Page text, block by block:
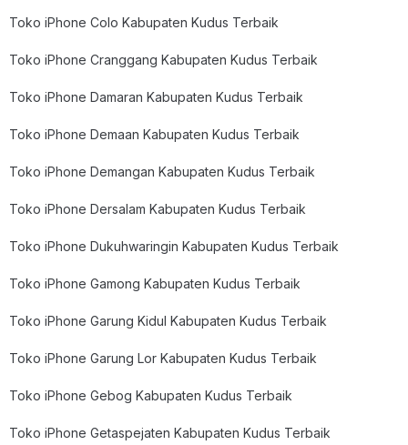
Toko iPhone Colo Kabupaten Kudus Terbaik
Toko iPhone Cranggang Kabupaten Kudus Terbaik
Toko iPhone Damaran Kabupaten Kudus Terbaik
Toko iPhone Demaan Kabupaten Kudus Terbaik
Toko iPhone Demangan Kabupaten Kudus Terbaik
Toko iPhone Dersalam Kabupaten Kudus Terbaik
Toko iPhone Dukuhwaringin Kabupaten Kudus Terbaik
Toko iPhone Gamong Kabupaten Kudus Terbaik
Toko iPhone Garung Kidul Kabupaten Kudus Terbaik
Toko iPhone Garung Lor Kabupaten Kudus Terbaik
Toko iPhone Gebog Kabupaten Kudus Terbaik
Toko iPhone Getaspejaten Kabupaten Kudus Terbaik